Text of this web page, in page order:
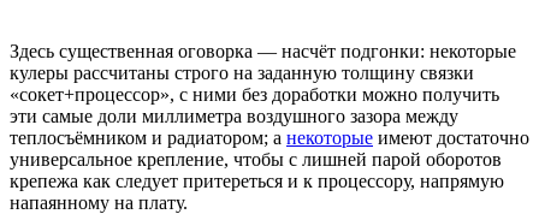
Здесь существенная оговорка — насчёт подгонки: некоторые
кулеры рассчитаны строго на заданную толщину связки
«сокет+процессор», с ними без доработки можно получить
эти самые доли миллиметра воздушного зазора между
теплосъёмником и радиатором; а некоторые имеют достаточно
универсальное крепление, чтобы с лишней парой оборотов
крепежа как следует притереться и к процессору, напрямую
напаянному на плату.